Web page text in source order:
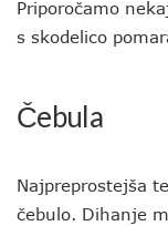
Priporočamo
s skodelico
Čebula
Najpreprostejša
čebulo. Dihanje